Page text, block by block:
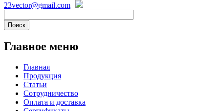
23vector@gmail.com
Главное меню
Главная
Продукция
Статьи
Сотрудничество
Оплата и доставка